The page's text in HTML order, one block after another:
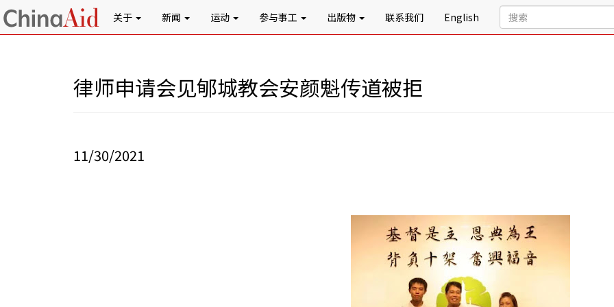
关于 新闻 运动 参与事工 出版物 联系我们 English
律师申请会见郇城教会安颜魁传道被拒
11/30/2021